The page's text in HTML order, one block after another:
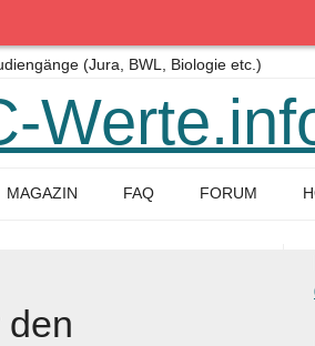
den
(Jura, BWL, Biologie etc.)
MAGAZIN FAQ FORUM